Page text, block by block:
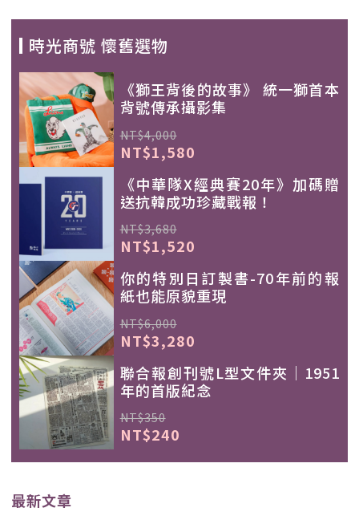
時光商號 懷舊選物
《獅王背後的故事》 統一獅首本
背號傳承攝影集
NT$4,000
NT$1,580
《中華隊X經典賽20年》加碼贈
送抗韓成功珍藏戰報！
NT$3,680
NT$1,520
你的特別日訂製書-70年前的報
紙也能原貌重現
NT$6,000
NT$3,280
聯合報創刊號L型文件夾｜1951
年的首版紀念
NT$350
NT$240
最新文章